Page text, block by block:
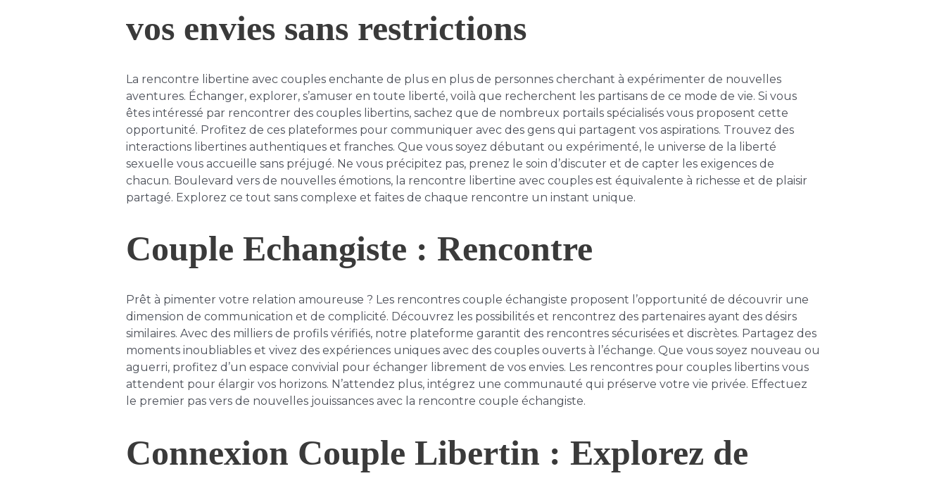
vos envies sans restrictions
La rencontre libertine avec couples enchante de plus en plus de personnes cherchant à expérimenter de nouvelles
aventures. Échanger, explorer, s’amuser en toute liberté, voilà que recherchent les partisans de ce mode de vie. Si vous
êtes intéressé par rencontrer des couples libertins, sachez que de nombreux portails spécialisés vous proposent cette
opportunité. Profitez de ces plateformes pour communiquer avec des gens qui partagent vos aspirations. Trouvez des
interactions libertines authentiques et franches. Que vous soyez débutant ou expérimenté, le universe de la liberté
sexuelle vous accueille sans préjugé. Ne vous précipitez pas, prenez le soin d’discuter et de capter les exigences de
chacun. Boulevard vers de nouvelles émotions, la rencontre libertine avec couples est équivalente à richesse et de plaisir
partagé. Explorez ce tout sans complexe et faites de chaque rencontre un instant unique.
Couple Echangiste : Rencontre
Prêt à pimenter votre relation amoureuse ? Les rencontres couple échangiste proposent l’opportunité de découvrir une
dimension de communication et de complicité. Découvrez les possibilités et rencontrez des partenaires ayant des désirs
similaires. Avec des milliers de profils vérifiés, notre plateforme garantit des rencontres sécurisées et discrètes. Partagez des
moments inoubliables et vivez des expériences uniques avec des couples ouverts à l’échange. Que vous soyez nouveau ou
aguerri, profitez d’un espace convivial pour échanger librement de vos envies. Les rencontres pour couples libertins vous
attendent pour élargir vos horizons. N’attendez plus, intégrez une communauté qui préserve votre vie privée. Effectuez
le premier pas vers de nouvelles jouissances avec la rencontre couple échangiste.
Connexion Couple Libertin : Explorez de